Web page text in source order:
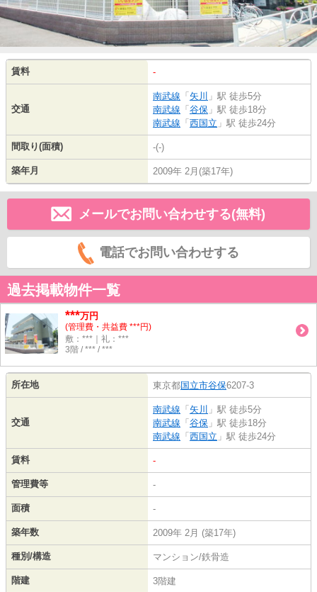
賃料 -
交通
南武線 「 矢川 」駅 徒歩5分
南武線 「 谷保 」駅 徒歩18分
南武線 「 西国立 」駅 徒歩24分
間取り(面積) -(-)
築年月 2009年 2月(築17年)
メールでお問い合わせする(無料)
電話でお問い合わせする
過去掲載物件一覧
***万円
(管理費・共益費 ***円)
敷：***｜礼：***
3階 / *** / ***
所在地 東京都国立市谷保6207-3
交通
南武線 「 矢川 」駅 徒歩5分
南武線 「 谷保 」駅 徒歩18分
南武線 「 西国立 」駅 徒歩24分
賃料 -
管理費等 -
面積 -
築年数 2009年 2月 (築17年)
種別/構造 マンション/鉄骨造
階建 3階建